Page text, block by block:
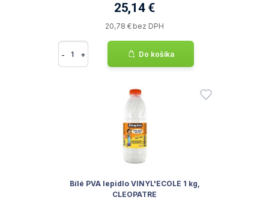
25,14 €
20,78 € bez DPH
- + Do košíka
Bílé PVA lepidlo VINYL'ECOLE 1 kg,
CLEOPATRE